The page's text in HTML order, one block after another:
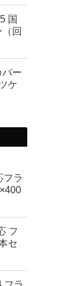
国
回
バー
ケ
フラ
フ
セ